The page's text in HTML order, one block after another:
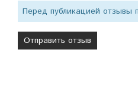
Перед публикацией отзывы